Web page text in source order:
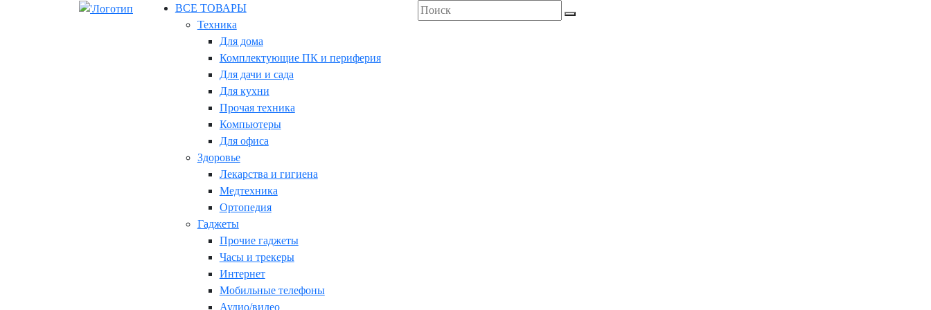
ВСЕ ТОВАРЫ
Техника
Для дома
Комплектующие ПК и периферия
Для дачи и сада
Для кухни
Прочая техника
Компьютеры
Для офиса
Здоровье
Лекарства и гигиена
Медтехника
Ортопедия
Гаджеты
Прочие гаджеты
Часы и трекеры
Интернет
Мобильные телефоны
Аудио/видео